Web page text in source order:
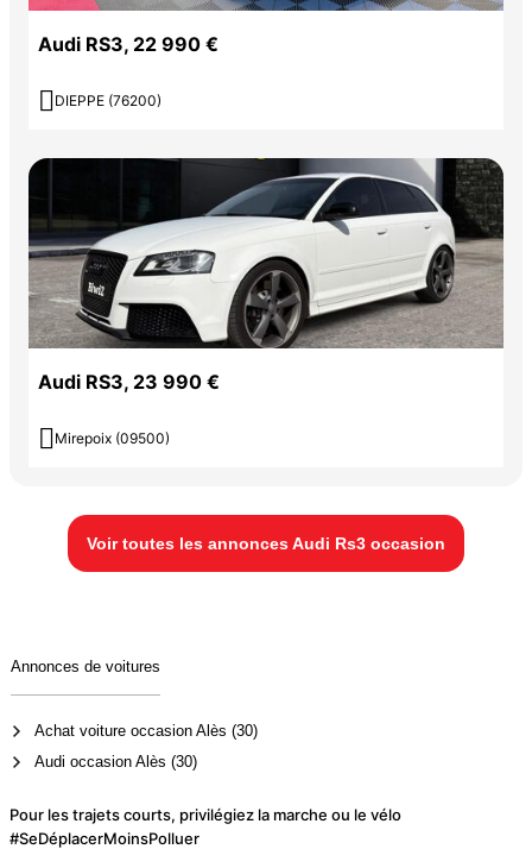
Audi RS3, 22 990 €
 DIEPPE (76200)
Audi RS3, 23 990 €
 Mirepoix (09500)
Voir toutes les annonces Audi Rs3 occasion
Annonces de voitures
Achat voiture occasion Alès (30)
Audi occasion Alès (30)
Pour les trajets courts, privilégiez la marche ou le vélo
#SeDéplacerMoinsPolluer